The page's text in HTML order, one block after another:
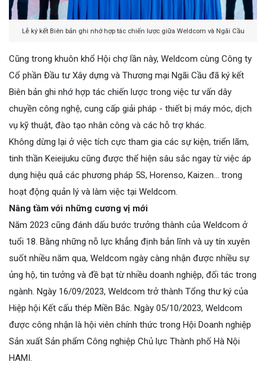
Lễ ký kết Biên bản ghi nhớ hợp tác chiến lược giữa Weldcom và Ngãi Cầu
Cũng trong khuôn khổ Hội chợ lần này, Weldcom cùng Công ty
Cổ phần Đầu tư Xây dựng và Thương mại Ngãi Cầu đã ký kết
Biên bản ghi nhớ hợp tác chiến lược trong việc tư vấn dây
chuyền công nghệ, cung cấp giải pháp - thiết bị máy móc, dịch
vụ kỹ thuật, đào tạo nhân công và các hỗ trợ khác.
Không dừng lại ở việc tích cực tham gia các sự kiện, triển lãm,
tinh thần Keieijuku cũng được thể hiện sâu sắc ngay từ việc áp
dụng hiệu quả các phương pháp 5S, Horenso, Kaizen... trong
hoạt động quản lý và làm việc tại Weldcom.
Nâng tầm với những cương vị mới
Năm 2023 cũng đánh dấu bước trưởng thành của Weldcom ở
tuổi 18. Bằng những nỗ lực khẳng định bản lĩnh và uy tín xuyên
suốt nhiều năm qua, Weldcom ngày càng nhận được nhiều sự
ủng hộ, tin tưởng và đề bạt từ nhiều doanh nghiệp, đối tác trong
ngành. Ngày 16/09/2023, Weldcom trở thành Tổng thư ký của
Hiệp hội Kết cấu thép Miền Bắc. Ngày 05/10/2023, Weldcom
được công nhận là hội viên chính thức trong Hội Doanh nghiệp
Sản xuất Sản phẩm Công nghiệp Chủ lực Thành phố Hà Nội
HAMI.